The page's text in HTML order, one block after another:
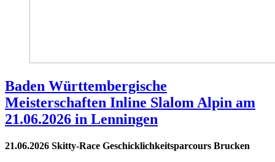
Baden Württembergische
Meisterschaften Inline Slalom Alpin am
21.06.2026 in Lenningen
21.06.2026 Skitty-Race Geschicklichkeitsparcours Brucken